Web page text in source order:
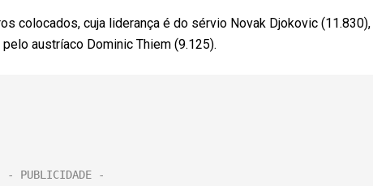
colocados, cuja liderança é do sérvio Novak Djokovic (11.830),
austríaco Dominic Thiem (9.125).